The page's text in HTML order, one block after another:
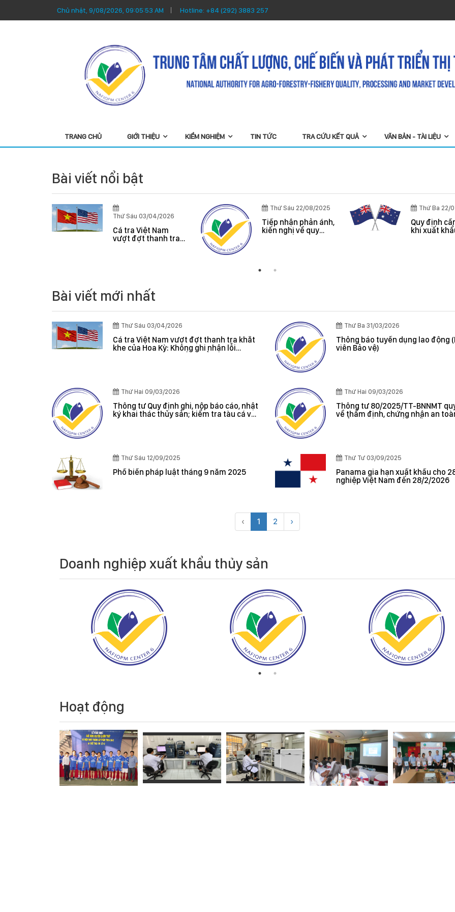
Chủ nhật, 9/08/2026, 09:05:53 AM Hotline: +84 (292) 3883 257
TRANG CHỦ GIỚI THIỆU KIỂM NGHIỆM TIN TỨC TRA CỨU KẾT QUẢ VĂN BẢN - TÀI LIỆU
Bài viết nổi bật
Thứ Sáu 03/04/2026
Cá tra Việt Nam
vượt đợt thanh tra
Thứ Sáu 22/08/2025
Tiếp nhận phản ánh,
kiến nghị về quy
Thứ Ba 22/
Quy định
khi xuất
Bài viết mới nhất
Thứ Sáu 03/04/2026
Cá tra Việt Nam vượt đợt thanh tra khắt
khe của Hoa Kỳ: Không ghi nhận lỗi
Thứ Ba 31/03/2026
Thông báo tuyển dụng lao động
viên Bảo vệ)
Thứ Hai 09/03/2026
Thông tư Quy định ghi, nộp báo cáo, nhật
ký khai thác thủy sản; kiểm tra tàu cá và
Thứ Hai 09/03/2026
Thông tư 80/2025/TT-BNNMT
về thẩm định, chứng nhận an
Thứ Sáu 12/09/2025
Phổ biến pháp luật tháng 9 năm 2025
Thứ Tư 03/09/2025
Panama gia hạn xuất khẩu cho
nghiệp Việt Nam đến 28/2/2026
‹ 1 2 ›
Doanh nghiệp xuất khẩu thủy sản
Hoạt động